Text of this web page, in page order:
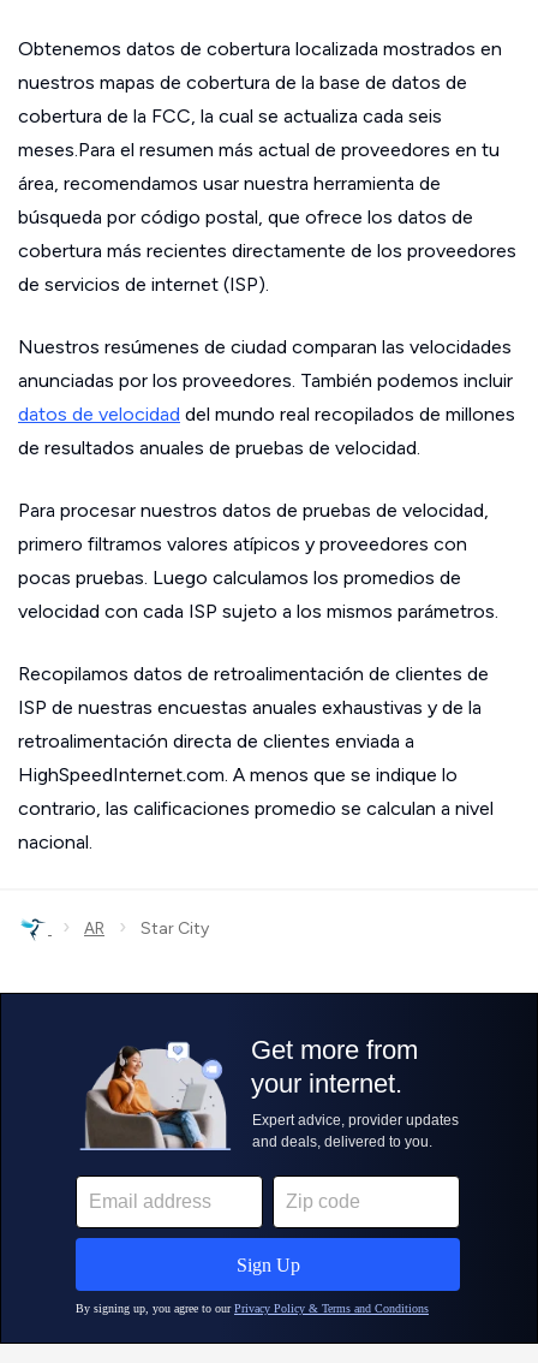
Obtenemos datos de cobertura localizada mostrados en
nuestros mapas de cobertura de la base de datos de
cobertura de la FCC, la cual se actualiza cada seis
meses.Para el resumen más actual de proveedores en tu
área, recomendamos usar nuestra herramienta de
búsqueda por código postal, que ofrece los datos de
cobertura más recientes directamente de los proveedores
de servicios de internet (ISP).
Nuestros resúmenes de ciudad comparan las velocidades
anunciadas por los proveedores. También podemos incluir
datos de velocidad del mundo real recopilados de millones
de resultados anuales de pruebas de velocidad.
Para procesar nuestros datos de pruebas de velocidad,
primero filtramos valores atípicos y proveedores con
pocas pruebas. Luego calculamos los promedios de
velocidad con cada ISP sujeto a los mismos parámetros.
Recopilamos datos de retroalimentación de clientes de
ISP de nuestras encuestas anuales exhaustivas y de la
retroalimentación directa de clientes enviada a
HighSpeedInternet.com. A menos que se indique lo
contrario, las calificaciones promedio se calculan a nivel
nacional.
› AR › Star City